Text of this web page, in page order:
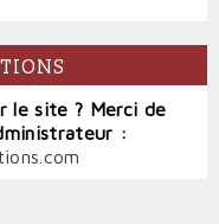
le site ? Merci de
: